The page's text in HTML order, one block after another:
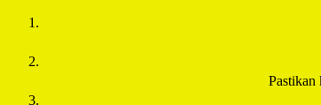
Pastikan